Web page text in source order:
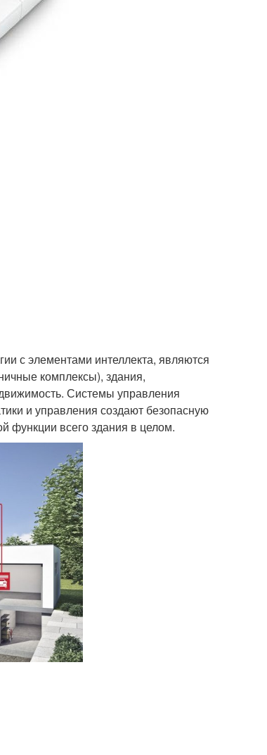
с элементами интеллекта, являются
комплексы), здания,
Системы управления
и управления создают безопасную
функции всего здания в целом.